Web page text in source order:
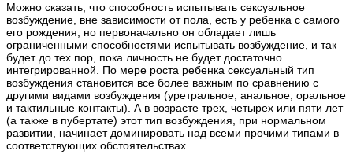
Можно сказать, что способность испытывать сексуальное
возбуждение, вне зависимости от пола, есть у ребенка с самого
его рождения, но первоначально он обладает лишь
ограниченными способностями испытывать возбуждение, и так
будет до тех пор, пока личность не будет достаточно
интегрированной. По мере роста ребенка сексуальный тип
возбуждения становится все более важным по сравнению с
другими видами возбуждения (уретральное, анальное, оральное
и тактильные контакты). А в возрасте трех, четырех или пяти лет
(а также в пубертате) этот тип возбуждения, при нормальном
развитии, начинает доминировать над всеми прочими типами в
соответствующих обстоятельствах.